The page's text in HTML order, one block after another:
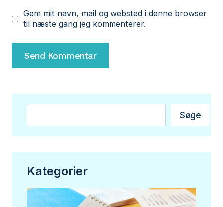
Gem mit navn, mail og websted i denne browser
til næste gang jeg kommenterer.
Søge
Kategorier